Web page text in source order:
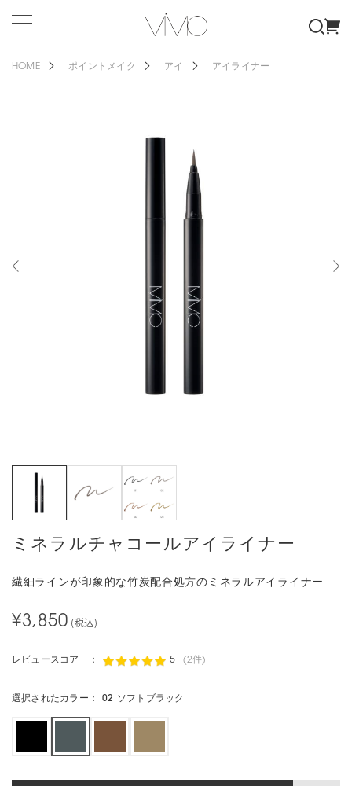
HOME ポイントメイク アイ アイライナー
ミネラルチャコールアイライナー
繊細ラインが印象的な竹炭配合処方のミネラルアイライナー
¥3,850 (税込)
選択されたカラー： 02 ソフトブラック
レビュースコア ： 5 (2件)